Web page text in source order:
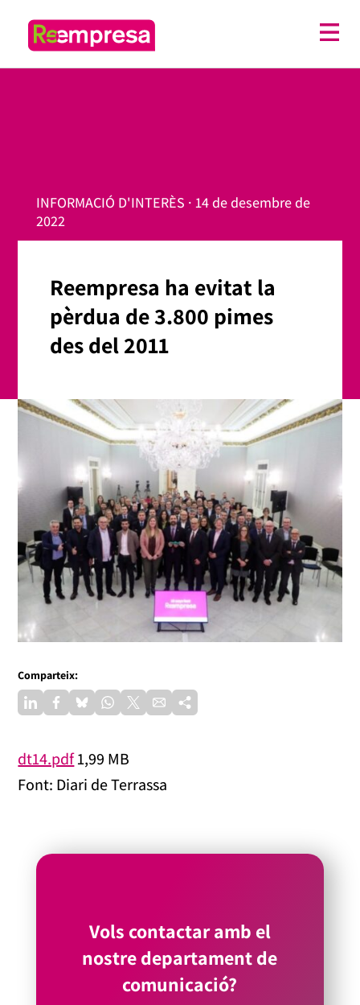
INFORMACIÓ D'INTERÈS · 14 de desembre de
2022
Reempresa ha evitat la
pèrdua de 3.800 pimes
des del 2011
Comparteix:
dt14.pdf1,99 MB
Font: Diari de Terrassa
Vols contactar amb el
nostre departament de
comunicació?